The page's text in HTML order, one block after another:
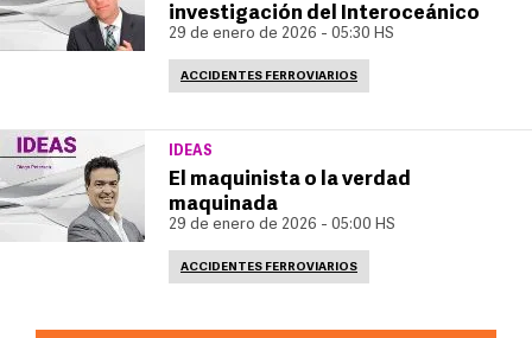
investigación del Interoceánico
29 de enero de 2026 - 05:30 HS
ACCIDENTES FERROVIARIOS
IDEAS
El maquinista o la verdad
maquinada
29 de enero de 2026 - 05:00 HS
ACCIDENTES FERROVIARIOS